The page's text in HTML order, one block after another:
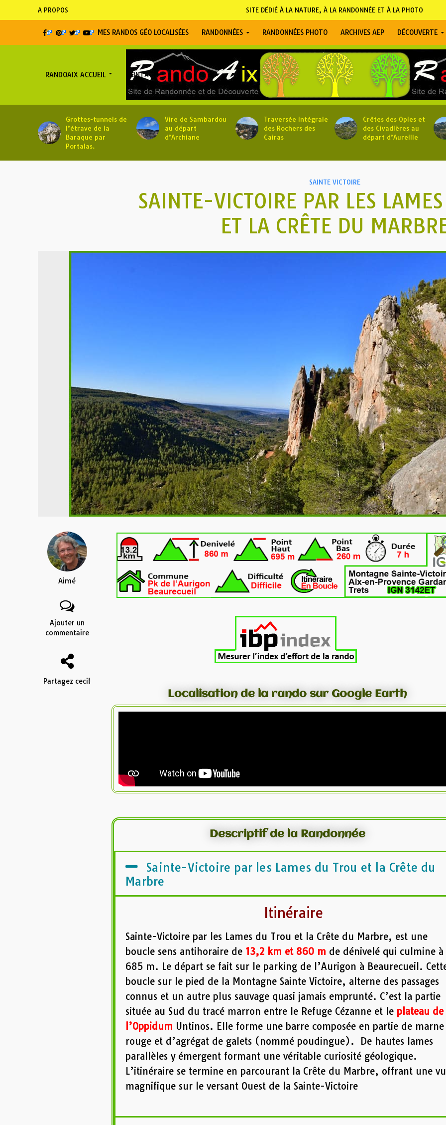
A PROPOS SITE DÉDIÉ À LA NATURE, À LA RANDONNÉE ET À LA PHOTO
MES RANDOS GÉO LOCALISÉES RANDONNÉES RANDONNÉES PHOTO ARCHIVES AEP DÉCOUVERTE
RANDOAIX ACCUEIL CONTACT
Grottes-tunnels de
l’étrave de la
Baraque par
Portalas.
Vire de Sambardou
au départ
d’Archiane
Traversée intégrale
des Rochers des
Cairas
Crêtes des Opies et
des Civadières au
départ d’Aureille
SAINTE VICTOIRE
SAINTE-VICTOIRE PAR LES
ET LA CRÊTE DU
Aimé
Ajouter un
commentaire
Partagez ceci!
Localisation de la rando sur Google Earth
Descriptif de la Randonnée
Sainte-Victoire par les Lames du Trou et la Crête du
Marbre
Itinéraire
Sainte-Victoire par les Lames du Trou et la Crête du Marbre, est une
boucle sens antihoraire de 13,2 km et 860 m de dénivelé qui culmine à
685 m. Le départ se fait sur le parking de l’Aurigon à Beaurecueil.
boucle sur le pied de la Montagne Sainte Victoire, alterne des passages
connus et un autre plus sauvage quasi jamais emprunté. C’est la partie
située au Sud du tracé marron entre le Refuge Cézanne et le plateau de
l’Oppidum Untinos. Elle forme une barre composée en partie de marne
rouge et d’agrégat de galets (nommé poudingue). De hautes lames
parallèles y émergent formant une véritable curiosité géologique.
L’itinéraire se termine en parcourant la Crête du Marbre, offrant une
magnifique sur le versant Ouest de la Sainte-Victoire